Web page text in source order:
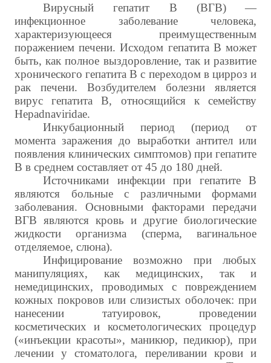
Вирусный гепатит В (ВГВ)
—
инфекционное заболевание человека,
характеризующееся преимущественным
поражением печени. Исходом гепатита В может
быть, как полное выздоровление, так и развитие
хронического гепатита В с переходом в цирроз и
рак печени. Возбудителем болезни является
вирус гепатита В, относящийся к семейству
Нepadnaviridae.
Инкубационный период (период от
момента заражения до выработки антител или
появления клинических симптомов) при гепатите
В в среднем составляет от 45 до 180 дней.
Источниками инфекции при гепатите В
являются больные с различными формами
заболевания. Основными факторами передачи
ВГВ являются кровь и другие биологические
жидкости организма (сперма, вагинальное
отделяемое, слюна).
Инфицирование возможно при любых
манипуляциях, как медицинских, так и
немедицинских, проводимых с повреждением
кожных покровов или слизистых оболочек: при
нанесении татуировок, проведении
косметических и косметологических процедур
(«инъекции красоты», маникюр, педикюр), при
лечении у стоматолога, переливании крови и